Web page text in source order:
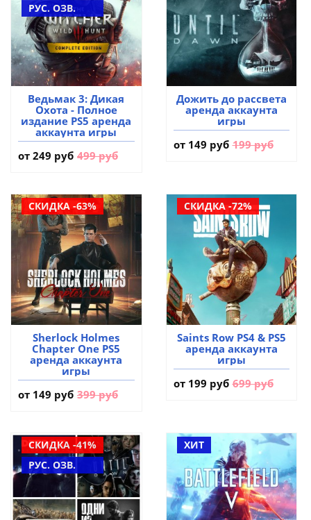
РУС. ОЗВ.
Ведьмак 3: Дикая
Охота - Полное
издание PS5 аренда
аккаунта игры
от 249 руб 499 руб
Дожить до рассвета
аренда аккаунта
игры
от 149 руб 199 руб
СКИДКА -63%
Sherlock Holmes
Chapter One PS5
аренда аккаунта
игры
от 149 руб 399 руб
СКИДКА -72%
Saints Row PS4 & PS5
аренда аккаунта
игры
от 199 руб 699 руб
СКИДКА -41%
РУС. ОЗВ.
ХИТ